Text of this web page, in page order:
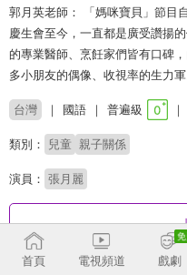
郭月英老師： 「媽咪寶貝」節目
慶生會至今，一直都是廣受讚揚
的專業醫師、烹飪家們皆有口碑
多小朋友的偶像、收視率的生力軍
台灣 國語 普遍級
類別： 兒童 親子關係
演員： 張月麗
首頁 電視頻道 戲劇